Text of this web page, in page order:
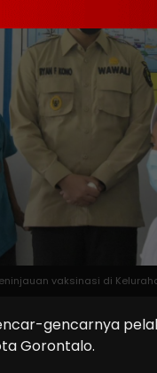
vaksinasi di
gencarnya
Gorontalo.